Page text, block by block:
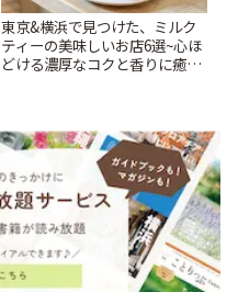
東京&横浜で見つけた、ミルク
ティーの美味しいお店6選~心ほ
どける濃厚なコクと香りに癒や